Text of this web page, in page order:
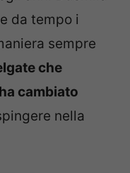
da tempo i
sempre
che
cambiato
nella